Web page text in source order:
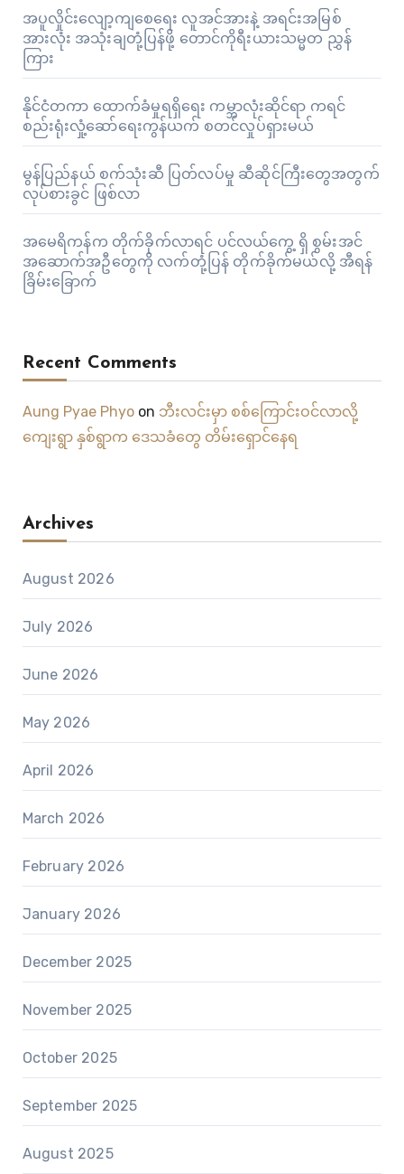
အပူလှိုင်းလျော့ကျစေရေး လူအင်အားနဲ့ အရင်းအမြစ်
အားလုံး အသုံးချတုံ့ပြန်ဖို့ တောင်ကိုရီးယားသမ္မတ ညွှန်
ကြား
နိုင်ငံတကာ ထောက်ခံမှုရရှိရေး ကမ္ဘာလုံးဆိုင်ရာ ကရင်
စည်းရုံးလှုံ့ဆော်ရေးကွန်ယက် စတင်လှုပ်ရှားမယ်
မွန်ပြည်နယ် စက်သုံးဆီ ပြတ်လပ်မှု ဆီဆိုင်ကြီးတွေအတွက်
လုပ်စားခွင် ဖြစ်လာ
အမေရိကန်က တိုက်ခိုက်လာရင် ပင်လယ်ကွေ့ ရှိ စွမ်းအင်
အဆောက်အဦတွေကို လက်တုံ့ပြန် တိုက်ခိုက်မယ်လို့ အီရန်
ခြိမ်းခြောက်
Recent Comments
Aung Pyae Phyoon ဘီးလင်းမှာ စစ်ကြောင်းဝင်လာလို့
ကျေးရွာ နှစ်ရွာက ဒေသခံတွေ တိမ်းရှောင်နေရ
Archives
August 2026
July 2026
June 2026
May 2026
April 2026
March 2026
February 2026
January 2026
December 2025
November 2025
October 2025
September 2025
August 2025